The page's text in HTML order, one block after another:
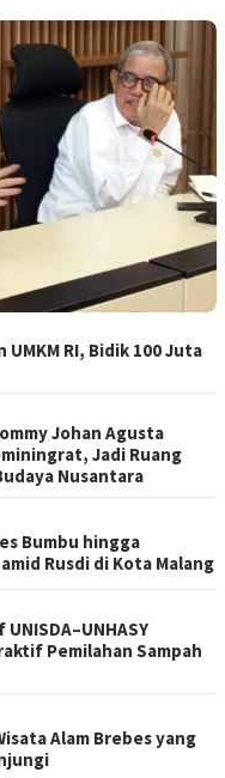
RI, Bidik 100 Juta
Johan Agusta
Jadi Ruang
Nusantara
Bumbu hingga
Rusdi di Kota Malang
Pemilahan Sampah
Alam Brebes yang